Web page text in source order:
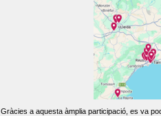
Gràcies a aquesta àmplia participació, es va